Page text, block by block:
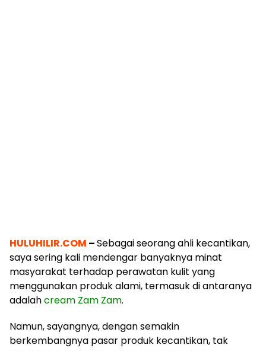
HULUHILIR.COM –Sebagai seorang ahli kecantikan,
saya sering kali mendengar banyaknya minat
masyarakat terhadap perawatan kulit yang
menggunakan produk alami, termasuk di antaranya
adalahcream Zam Zam.
Namun, sayangnya, dengan semakin
berkembangnya pasar produk kecantikan, tak